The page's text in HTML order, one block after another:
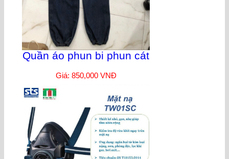
Quần áo phun bi phun cát
Giá: 850,000 VNĐ